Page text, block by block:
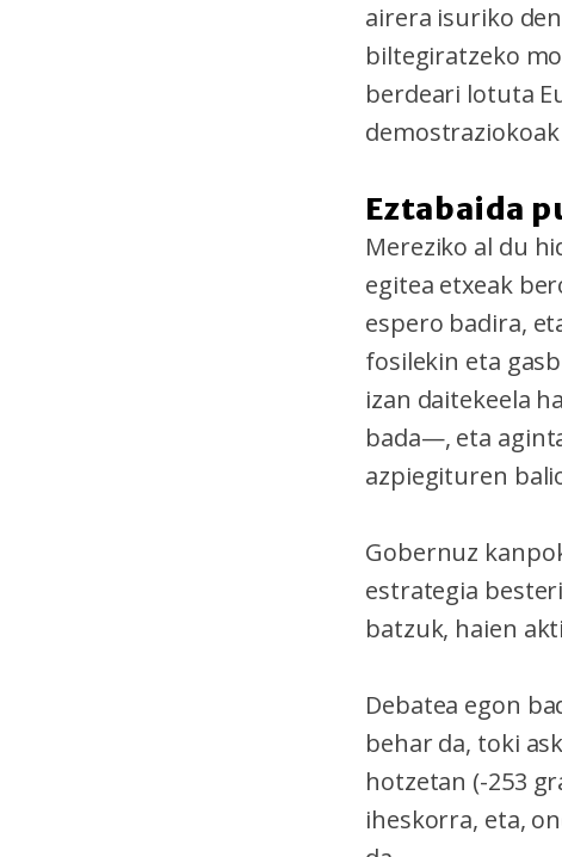
airera isuriko
biltegiratzeko
berdeari lotuta
Eztabaida
Mereziko al du
egitea etxeak
espero badira,
fosilekin eta
izan daitekeela
bada—, eta
azpiegituren
Gobernuz
estrategia
batzuk, haien
Debatea egon
behar da, toki
hotzetan (-253
iheskorra, eta,